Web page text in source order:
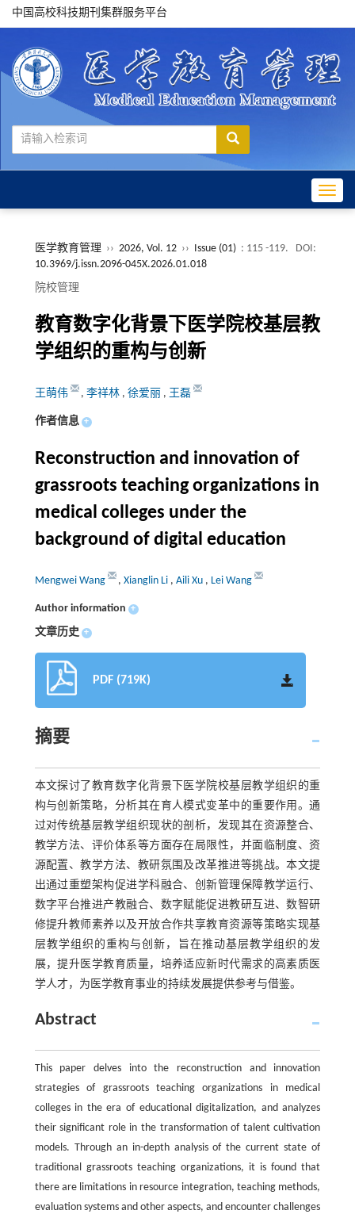
中国高校科技期刊集群服务平台
医学教育管理 ›› 2026, Vol. 12 ›› Issue (01) : 115 -119.
DOI:
10.3969/j.issn.2096-045X.2026.01.018
院校管理
教育数字化背景下医学院校基层教
学组织的重构与创新
王萌伟 , 李祥林 , 徐爱丽 , 王磊
作者信息 +
Reconstruction and innovation of
grassroots teaching organizations in
medical colleges under the
background of digital education
Mengwei Wang , Xianglin Li , Aili Xu , Lei Wang
Author information +
文章历史 +
PDF (719K)
摘要
本文探讨了教育数字化背景下医学院校基层教学组织的重
构与创新策略，分析其在育人模式变革中的重要作用。通
过对传统基层教学组织现状的剖析，发现其在资源整合、
教学方法、评价体系等方面存在局限性，并面临制度、资
源配置、教学方法、教研氛围及改革推进等挑战。本文提
出通过重塑架构促进学科融合、创新管理保障教学运行、
数字平台推进产教融合、数字赋能促进教研互进、数智研
修提升教师素养以及开放合作共享教育资源等策略实现基
层教学组织的重构与创新，旨在推动基层教学组织的发
展，提升医学教育质量，培养适应新时代需求的高素质医
学人才，为医学教育事业的持续发展提供参考与借鉴。
Abstract
This paper delves into the reconstruction and innovation
strategies of grassroots teaching organizations in medical
colleges in the era of educational digitalization, and analyzes
their significant role in the transformation of talent cultivation
models. Through an in-depth analysis of the current state of
traditional grassroots teaching organizations, it is found that
there are limitations in resource integration, teaching methods,
evaluation systems and other aspects, and encounter challenges